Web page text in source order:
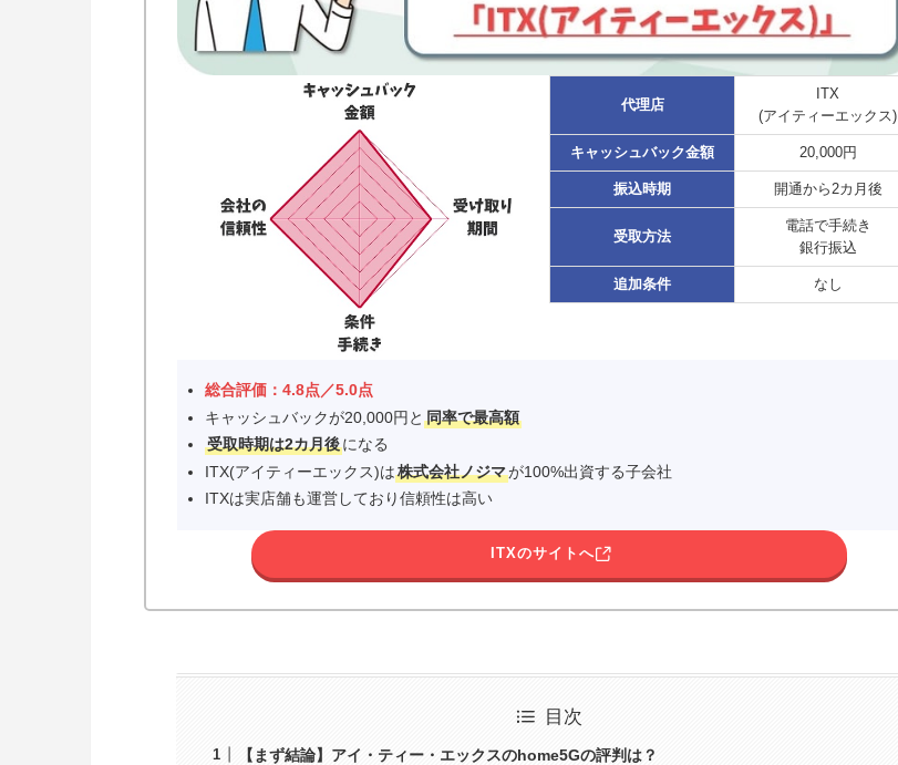
代理店
ITX
(アイティーエックス)
キャッシュバック金額 20,000円
振込時期 開通から2カ月後
受取方法
電話で手続き
銀行振込
追加条件 なし
総合評価：4.8点／5.0点
キャッシュバックが20,000円と 同率で最高額
受取時期は2カ月後になる
ITX(アイティーエックス)は株式会社ノジマが100%出資する子会社
ITXは実店舗も運営しており信頼性は高い
ITXのサイトへ
目次
【まず結論】アイ・ティー・エックスのhome5Gの評判は？